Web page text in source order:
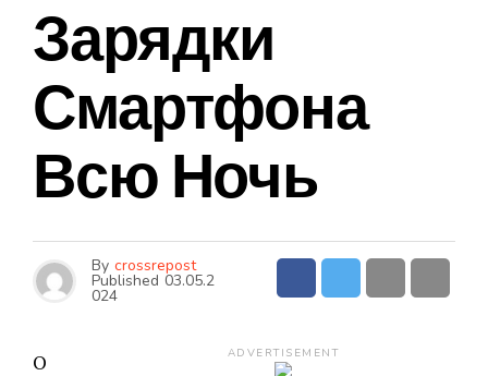
Зарядки
Смартфона
Всю Ночь
By crossrepost
Published 03.05.2
024
О
ADVERTISEMENT